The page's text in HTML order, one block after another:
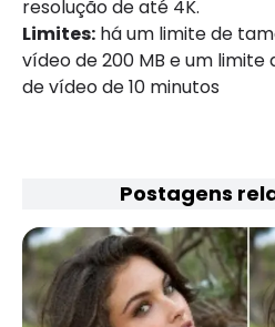
resolução de até 4K.
Limites: há um limite de
vídeo de 200 MB e um
de vídeo de 10 minutos
Postagens